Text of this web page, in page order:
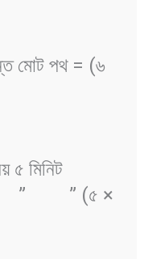
মোট পথ = (৬
৫ মিনিট
” (৫ ×